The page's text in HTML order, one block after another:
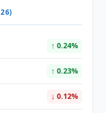
↑ 0.24%
↑ 0.23%
↓ 0.12%